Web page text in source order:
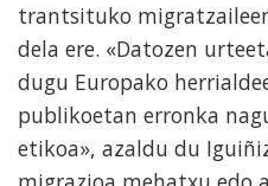
trantsituko
dela ere. «Datozen
dugu Europako
publikoetan erronka
etikoa», azaldu du